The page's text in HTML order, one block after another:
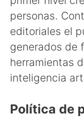
personas.
editoriales el
generados de
herramientas
inteligencia
Política de